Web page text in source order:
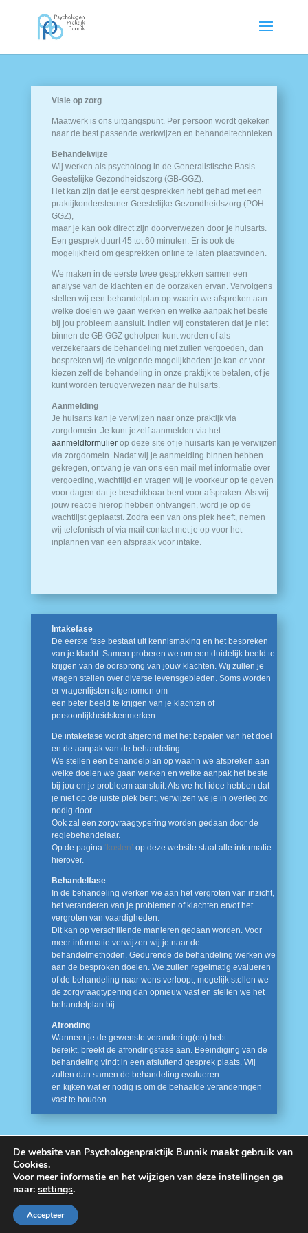
Visie op zorg
Maatwerk is ons uitgangspunt. Per persoon wordt gekeken
naar de best passende werkwijzen en behandeltechnieken.
Behandelwijze
Wij werken als psycholoog in de Generalistische Basis
Geestelijke Gezondheidszorg (GB-GGZ).
Het kan zijn dat je eerst gesprekken hebt gehad met een
praktijkondersteuner Geestelijke Gezondheidszorg (POH-
GGZ),
maar je kan ook direct zijn doorverwezen door je huisarts.
Een gesprek duurt 45 tot 60 minuten. Er is ook de
mogelijkheid om gesprekken online te laten plaatsvinden.
We maken in de eerste twee gesprekken samen een
analyse van de klachten en de oorzaken ervan. Vervolgens
stellen wij een behandelplan op waarin we afspreken aan
welke doelen we gaan werken en welke aanpak het beste
bij jou probleem aansluit. Indien wij constateren dat je niet
binnen de GB GGZ geholpen kunt worden of als
verzekeraars de behandeling niet zullen vergoeden, dan
bespreken wij de volgende mogelijkheden: je kan er voor
kiezen zelf de behandeling in onze praktijk te betalen, of je
kunt worden terugverwezen naar de huisarts.
Aanmelding
Je huisarts kan je verwijzen naar onze praktijk via
zorgdomein. Je kunt jezelf aanmelden via het
aanmeldformulier op deze site of je huisarts kan je verwijzen
via zorgdomein. Nadat wij je aanmelding binnen hebben
gekregen, ontvang je van ons een mail met informatie over
vergoeding, wachttijd en vragen wij je voorkeur op te geven
voor dagen dat je beschikbaar bent voor afspraken. Als wij
jouw reactie hierop hebben ontvangen, word je op de
wachtlijst geplaatst. Zodra een van ons plek heeft, nemen
wij telefonisch of via mail contact met je op voor het
inplannen van een afspraak voor intake.
Intakefase
De eerste fase bestaat uit kennismaking en het bespreken
van je klacht. Samen proberen we om een duidelijk beeld te
krijgen van de oorsprong van jouw klachten. Wij zullen je
vragen stellen over diverse levensgebieden. Soms worden
er vragenlijsten afgenomen om
een beter beeld te krijgen van je klachten of
persoonlijkheidskenmerken.
De intakefase wordt afgerond met het bepalen van het doel
en de aanpak van de behandeling.
We stellen een behandelplan op waarin we afspreken aan
welke doelen we gaan werken en welke aanpak het beste
bij jou en je probleem aansluit. Als we het idee hebben dat
je niet op de juiste plek bent, verwijzen we je in overleg zo
nodig door.
Ook zal een zorgvraagtypering worden gedaan door de
regiebehandelaar.
Op de pagina ‘kosten’ op deze website staat alle informatie
hierover.
Behandelfase
In de behandeling werken we aan het vergroten van inzicht,
het veranderen van je problemen of klachten en/of het
vergroten van vaardigheden.
Dit kan op verschillende manieren gedaan worden. Voor
meer informatie verwijzen wij je naar de
behandelmethoden. Gedurende de behandeling werken we
aan de besproken doelen. We zullen regelmatig evalueren
of de behandeling naar wens verloopt, mogelijk stellen we
de zorgvraagtypering dan opnieuw vast en stellen we het
behandelplan bij.
Afronding
Wanneer je de gewenste verandering(en) hebt
bereikt, breekt de afrondingsfase aan. Beëindiging van de
behandeling vindt in een afsluitend gesprek plaats. Wij
zullen dan samen de behandeling evalueren
en kijken wat er nodig is om de behaalde veranderingen
vast te houden.
De website van Psychologenpraktijk Bunnik maakt gebruik van
Cookies.
Voor meer informatie en het wijzigen van deze instellingen ga
naar: settings.
Accepteer